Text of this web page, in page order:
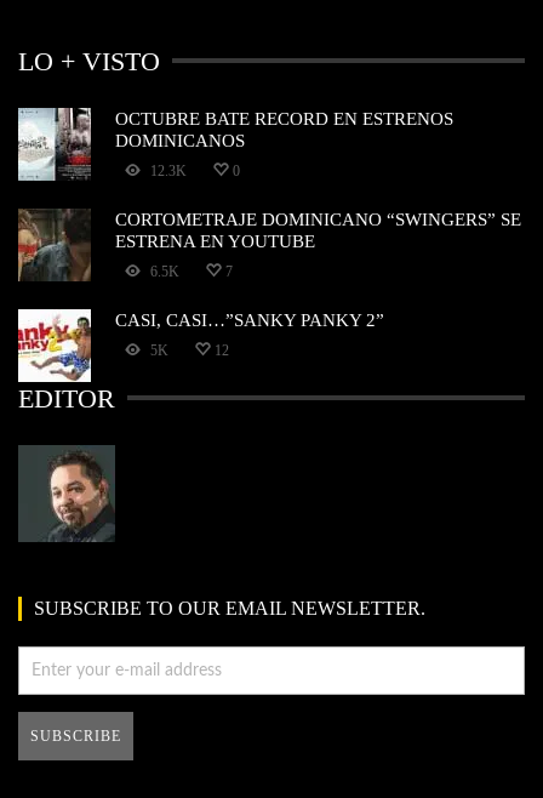
LO + VISTO
OCTUBRE BATE RECORD EN ESTRENOS
DOMINICANOS
12.3K 0
CORTOMETRAJE DOMINICANO “SWINGERS” SE
ESTRENA EN YOUTUBE
6.5K 7
CASI, CASI…”SANKY PANKY 2”
5K 12
EDITOR
SUBSCRIBE TO OUR EMAIL NEWSLETTER.